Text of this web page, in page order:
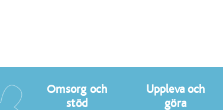
Omsorg och
stöd
Uppleva och
göra